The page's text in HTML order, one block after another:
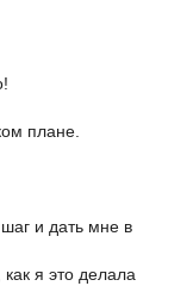
плане.
и дать мне в
я это делала